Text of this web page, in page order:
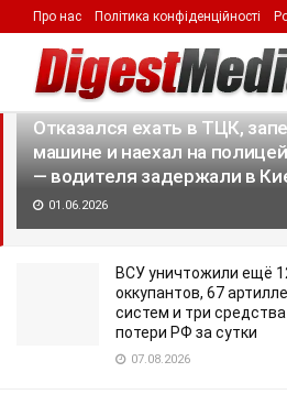
LATEST TRENDING
Отказался ехать в ТЦК,
машине и наехал на
— водителя задержали в
01.06.2026
ВСУ уничтожили ещё
оккупантов, 67
систем и три
потери РФ за сутки
07.08.2026
Про нас Політика конфіденційності